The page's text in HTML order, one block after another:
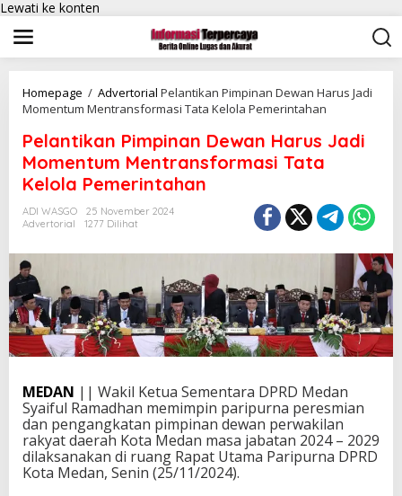
Lewati ke konten
Homepage / Advertorial Pelantikan Pimpinan Dewan Harus Jadi
Momentum Mentransformasi Tata Kelola Pemerintahan
Pelantikan Pimpinan Dewan Harus Jadi
Momentum Mentransformasi Tata
Kelola Pemerintahan
ADI WASGO
25 November 2024
Advertorial
1277 Dilihat
MEDAN || Wakil Ketua Sementara DPRD Medan
Syaiful Ramadhan memimpin paripurna peresmian
dan pengangkatan pimpinan dewan perwakilan
rakyat daerah Kota Medan masa jabatan 2024 – 2029
dilaksanakan di ruang Rapat Utama Paripurna DPRD
Kota Medan, Senin (25/11/2024).